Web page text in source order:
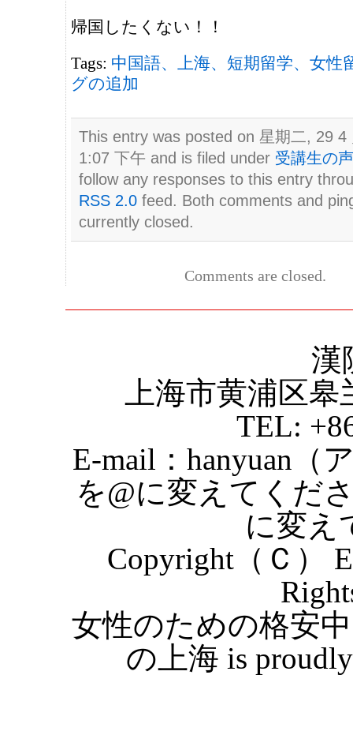
帰国したくない！！
Tags: 中国語、上海、短期留学、女性
グの追加
This entry was posted on 星期二, 29 4
1:07 下午 and is filed under 受講生の声
follow any responses to this entry
RSS 2.0feed. Both comments and
currently closed.
Comments are closed.
漢
上海市黄浦区
TEL:
E-mail：hanyuan（
を@に変えてく
に変え
Copyright（Ｃ）
女性のための格安
の上海 is